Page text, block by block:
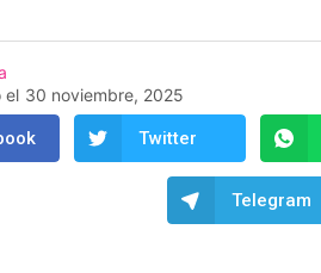
el 30 noviembre, 2025
Twitter
Telegram